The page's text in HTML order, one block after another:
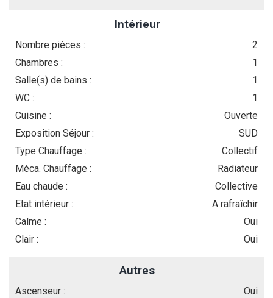
Intérieur
Nombre pièces :
2
Chambres :
1
Salle(s) de bains :
1
WC :
1
Cuisine :
Ouverte
Exposition Séjour :
SUD
Type Chauffage :
Collectif
Méca. Chauffage :
Radiateur
Eau chaude :
Collective
Etat intérieur :
A rafraîchir
Calme :
Oui
Clair :
Oui
Autres
Ascenseur : Oui